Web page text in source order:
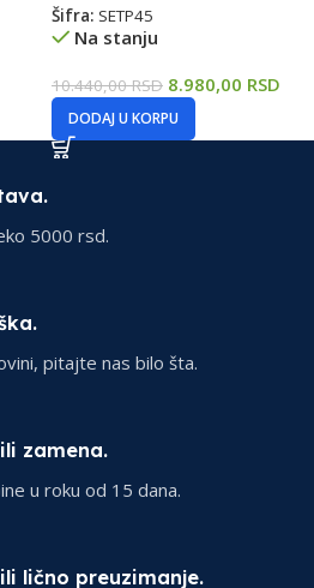
Šifra: SETP45
Na stanju
10.440,00RSD 8.980,00 RSD
DODAJ U KORPU
5000 rsd.
pitajte nas bilo šta.
zamena.
u roku od 15 dana.
lično preuzimanje.